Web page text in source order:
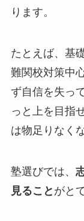
ります。
たとえば、基
難関校対策中
ず自信を失っ
っと上を目指
は物足りなく
塾選びでは、
見ること がと